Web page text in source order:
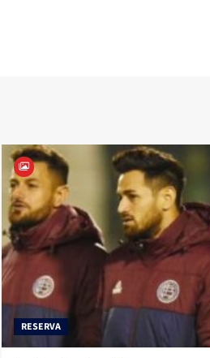
RESERVA